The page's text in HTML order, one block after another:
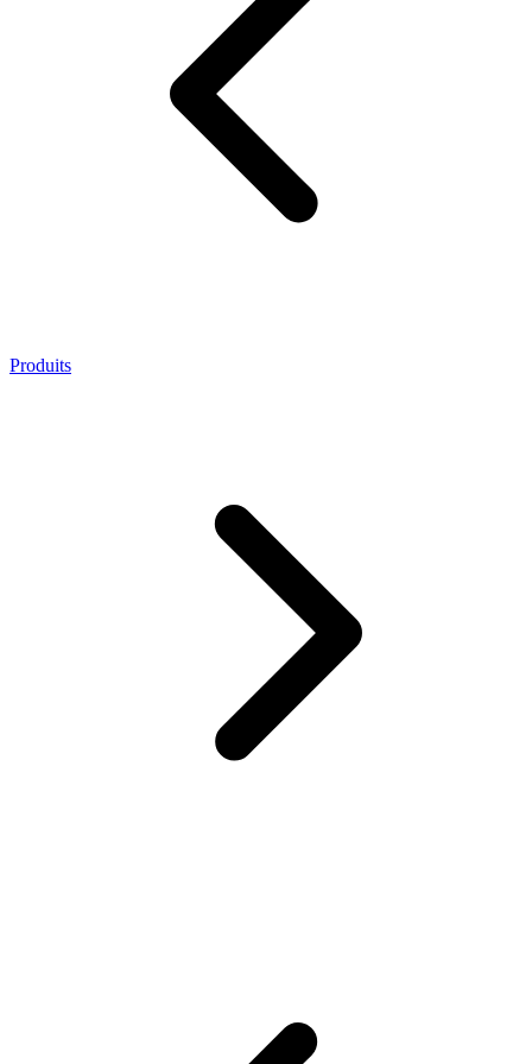
Produits